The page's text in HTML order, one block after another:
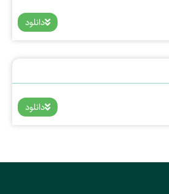
دانلود
دانلود